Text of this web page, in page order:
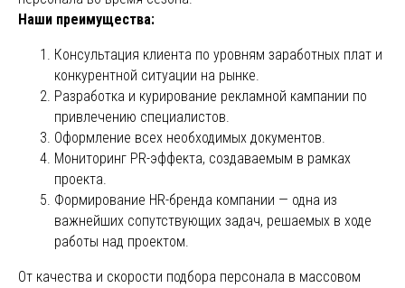
Наши преимущества:
Консультация клиента по уровням заработных плат и
конкурентной ситуации на рынке.
Разработка и курирование рекламной кампании по
привлечению специалистов.
Оформление всех необходимых документов.
Мониторинг PR-эффекта, создаваемым в рамках
проекта.
Формирование HR-бренда компании — одна из
важнейших сопутствующих задач, решаемых в ходе
работы над проектом.
От качества и скорости подбора персонала в массовом